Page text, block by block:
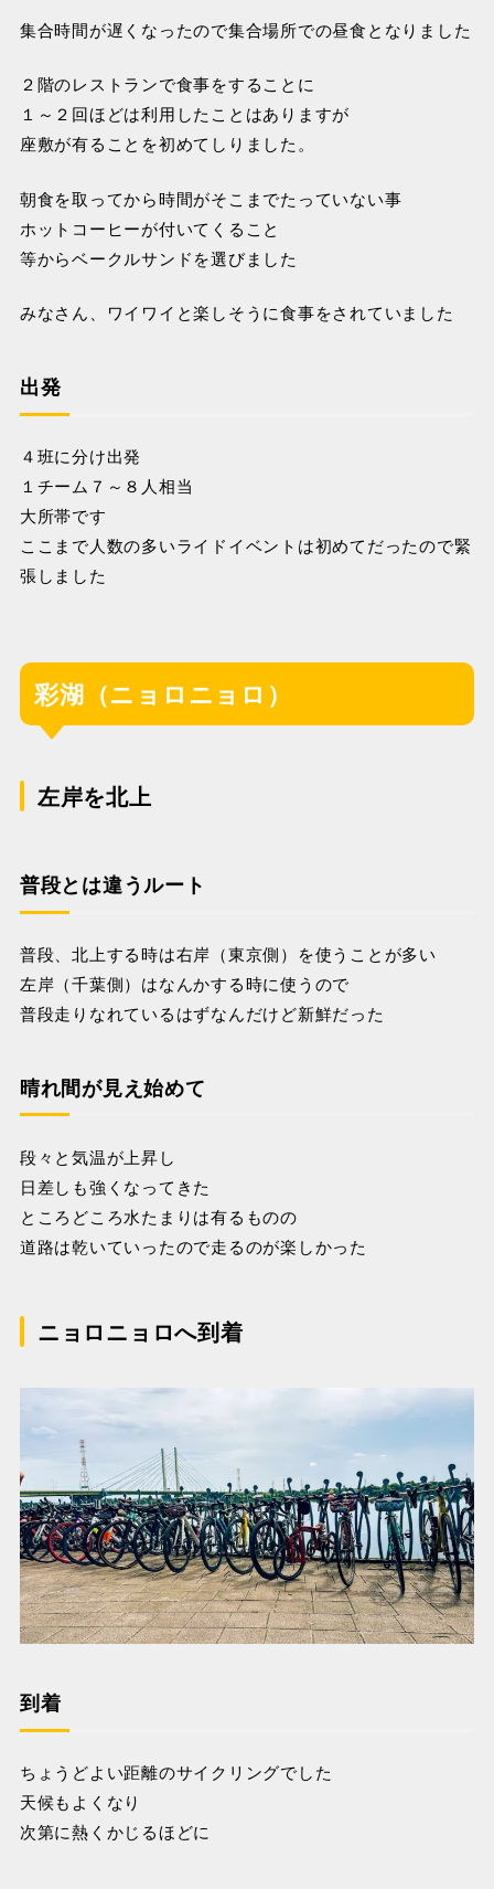
集合時間が遅くなったので集合場所での昼食となりました
２階のレストランで食事をすることに
１～２回ほどは利用したことはありますが
座敷が有ることを初めてしりました。
朝食を取ってから時間がそこまでたっていない事
ホットコーヒーが付いてくること
等からベークルサンドを選びました
みなさん、ワイワイと楽しそうに食事をされていました
出発
４班に分け出発
１チーム７～８人相当
大所帯です
ここまで人数の多いライドイベントは初めてだったので緊
張しました
彩湖（ニョロニョロ）
左岸を北上
普段とは違うルート
普段、北上する時は右岸（東京側）を使うことが多い
左岸（千葉側）はなんかする時に使うので
普段走りなれているはずなんだけど新鮮だった
晴れ間が見え始めて
段々と気温が上昇し
日差しも強くなってきた
ところどころ水たまりは有るものの
道路は乾いていったので走るのが楽しかった
ニョロニョロへ到着
到着
ちょうどよい距離のサイクリングでした
天候もよくなり
次第に熱くかじるほどに